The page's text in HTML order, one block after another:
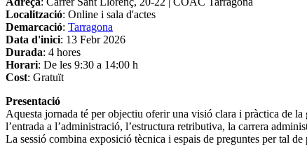
Localització: Online i sala d'actes
Demarcació: Tarragona
Data d'inici: 13 Febr 2026
Durada: 4 hores
Horari: De les 9:30 a 14:00 h
Cost: Gratuït
Presentació
Aquesta jornada té per objectiu oferir una visió clara i pràctica de
l’entrada a l’administració, l’estructura retributiva, la carrera
La sessió combina exposició tècnica i espais de preguntes per tal